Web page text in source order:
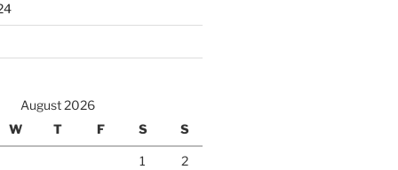
August 2026
W T F S S
1
2